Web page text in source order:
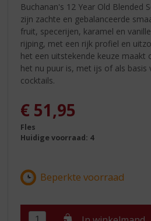
Buchanan's 12 Year Old Blended
zijn zachte en gebalanceerde
fruit, specerijen, karamel en
rijping, met een rijk profiel en
het een uitstekende keuze maakt
het nu puur is, met ijs of als basis
cocktails.
€ 51,95
Fles
Huidige voorraad: 4